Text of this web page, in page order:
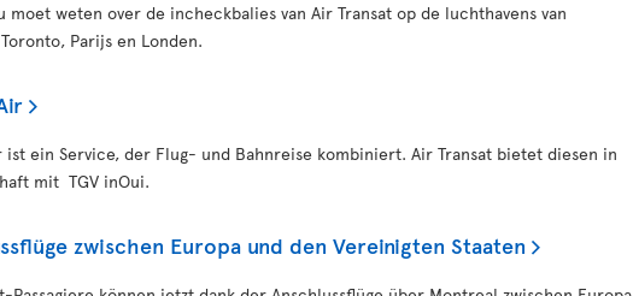
moet weten over de incheckbalies van Air Transat op de luchthavens van
Parijs en Londen.
ist ein Service, der Flug- und Bahnreise kombiniert. Air Transat bietet diesen in
mit TGV inOui.
zwischen Europa und den Vereinigten Staaten